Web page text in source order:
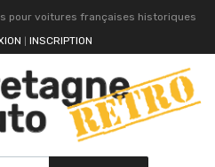
pour voitures françaises historiques
INSCRIPTION